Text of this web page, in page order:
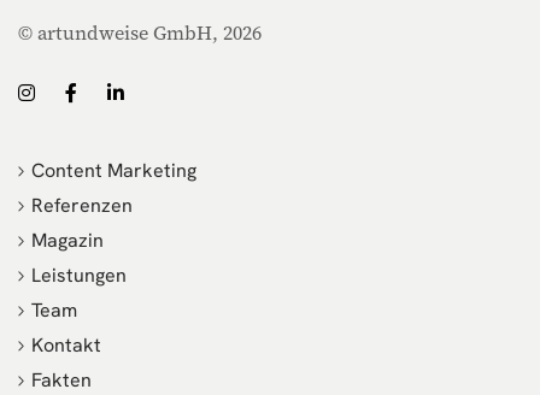
© artundweise GmbH, 2026
Content Marketing
Referenzen
Magazin
Leistungen
Team
Kontakt
Fakten